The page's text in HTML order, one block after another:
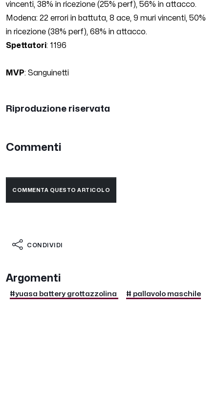
vincenti, 38% in ricezione (25% perf), 56% in attacco.
Modena: 22 errori in battuta, 8 ace, 9 muri vincenti, 50%
in ricezione (38% perf), 68% in attacco.
Spettatori: 1196
MVP: Sanguinetti
Riproduzione riservata
Commenti
COMMENTA QUESTO ARTICOLO
CONDIVIDI
Argomenti
#yuasa battery grottazzolina # pallavolo maschile